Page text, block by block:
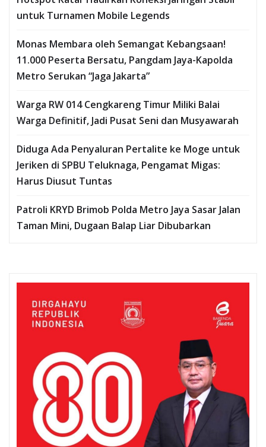
untuk Turnamen Mobile Legends
Monas Membara oleh Semangat Kebangsaan!
11.000 Peserta Bersatu, Pangdam Jaya-Kapolda
Metro Serukan “Jaga Jakarta”
Warga RW 014 Cengkareng Timur Miliki Balai
Warga Definitif, Jadi Pusat Seni dan Musyawarah
Diduga Ada Penyaluran Pertalite ke Moge untuk
Jeriken di SPBU Teluknaga, Pengamat Migas:
Harus Diusut Tuntas
Patroli KRYD Brimob Polda Metro Jaya Sasar Jalan
Taman Mini, Dugaan Balap Liar Dibubarkan